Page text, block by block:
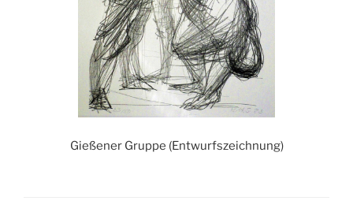
Gießener Gruppe (Entwurfszeichnung)